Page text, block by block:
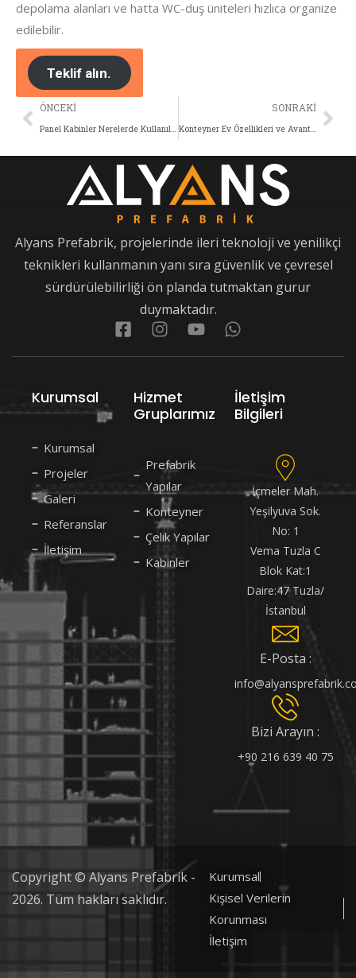
depolama alanları ve hatta WC-duş üniteleri hızlıca organize
edilebilir.
Teklif alın.
ÖNCEKI SONRAKI
Alyans Prefabrik, projelerinde ileri teknoloji ve yenilikçi
teknikleri kullanmanın yanı sıra güvenlik ve çevresel
sürdürülebilirliği ön planda tutmaktan gurur
duymaktadır.
Kurumsal
Kurumsal
Projeler
Galeri
Referanslar
İletişim
Hizmet
Gruplarımız
Prefabrik
Yapılar
Konteyner
Çelik Yapılar
Kabinler
İletişim
Bilgileri
İçmeler Mah.
Yeşilyuva Sok.
No: 1
Vema Tuzla C
Blok Kat:1
Daire:47 Tuzla/
İstanbul
E-Posta :
Bizi Arayın :
+90 216 639 40 75
Copyright © Alyans Prefabrik -
2026. Tüm hakları saklıdır.
Kurumsal
Kişisel Verilerin
Korunması
İletişim